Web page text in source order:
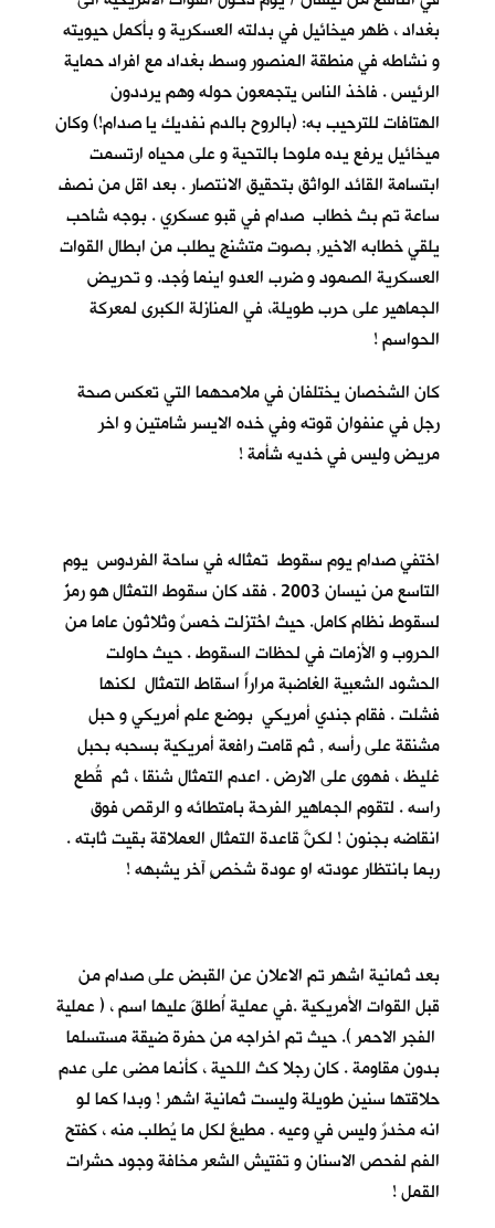
بغداد ، ظهر ميخائيل في بدلته العسكرية و بأكمل حيويته
و نشاطه في منطقة المنصور وسط بغداد مع افراد حماية
الرئيس . فاخذ الناس يتجمعون حوله وهم يرددون
الهتافات للترحيب به: (بالروح بالدم نفديك يا صدام!) وكان
ميخائيل يرفع يده ملوحا بالتحية و على محياه ارتسمت
ابتسامة القائد الواثق بتحقيق الانتصار . بعد اقل من نصف
ساعة تم بث خطاب صدام في قبو عسكري . بوجه شاحب
يلقي خطابه الاخير, بصوت متشنج يطلب من ابطال القوات
العسكرية الصمود و ضرب العدو اينما وُجد. و تحريض
الجماهير على حرب طويلة، في المنازلة الكبرى لمعركة
الحواسم !
كان الشخصان يختلفان في ملامحهما التي تعكس صحة
رجل في عنفوان قوته وفي خده الايسر شامتين و اخر
مريض وليس في خديه شأمة !
اختفي صدام يوم سقوط تمثاله في ساحة الفردوس يوم
التاسع من نيسان 2003 . فقد كان سقوط التمثال هو رمزٌ
لسقوط نظام كامل. حيث اخُتزلت خمسٌ وثلاثون عاما من
الحروب و الأزمات في لحظات السقوط . حيث حاولت
الحشود الشعبية الغاضبة مراراً اسقاط التمثال لكنها
فشلت . فقام جندي أمريكي بوضع علم أمريكي و حبل
مشنقة على رأسه , ثم قامت رافعة أمريكية بسحبه بحبل
غليظ ، فهوى على الارض . اعدم التمثال شنقا ، ثم قُطع
راسه . لتقوم الجماهير الفرحة بامتطائه و الرقص فوق
انقاضه بجنون ! لكنَّ قاعدة التمثال العملاقة بقيت ثابته .
ربما بانتظار عودته او عودة شخصٍ آخر يشبهه !
بعد ثمانية اشهر تم الاعلان عن القبض على صدام من
قبل القوات الأمريكية .في عملية اُطلقَ عليها اسم ، ( عملية
الفجر الاحمر ). حيث تم اخراجه من حفرة ضيقة مستسلما
بدون مقاومة . كان رجلا كث اللحية ، كأنما مضى على عدم
حلاقتها سنين طويلة وليست ثمانية اشهر ! وبدا كما لو
انه مخدرٌ وليس في وعيه . مطيعٌ لكل ما يُطلب منه ، كفتح
الفم لفحص الاسنان و تفتيش الشعر مخافة وجود حشرات
القمل !